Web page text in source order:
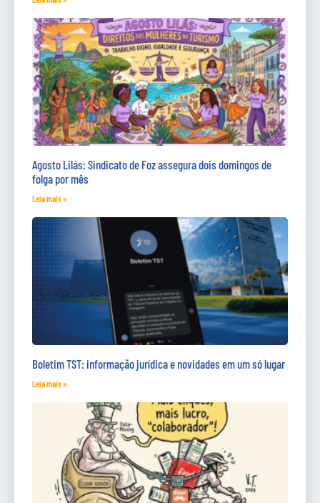
Agosto Lilás: Sindicato de Foz assegura dois domingos de
folga por mês
Leia mais »
Boletim TST: informação jurídica e novidades em um só lugar
Leia mais »